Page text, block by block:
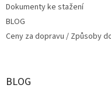
Dokumenty ke stažení
BLOG
Ceny za dopravu / Způsoby
BLOG